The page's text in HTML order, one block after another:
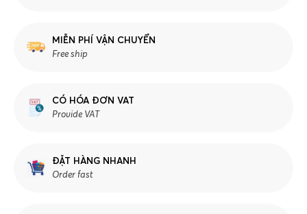
MIỄN PHÍ VẬN CHUYỂN
Free ship
CÓ HÓA ĐƠN VAT
Provide VAT
ĐẶT HÀNG NHANH
Order fast